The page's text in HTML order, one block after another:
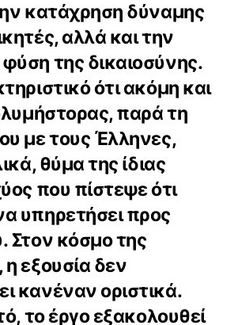
κατάχρηση δύναμης
αλλά και την
της δικαιοσύνης.
ότι ακόμη και
παρά τη
με τους Έλληνες,
θύμα της ίδιας
που πίστεψε ότι
υπηρετήσει προς
Στον κόσμο της
εξουσία δεν
κανέναν οριστικά.
το έργο εξακολουθεί